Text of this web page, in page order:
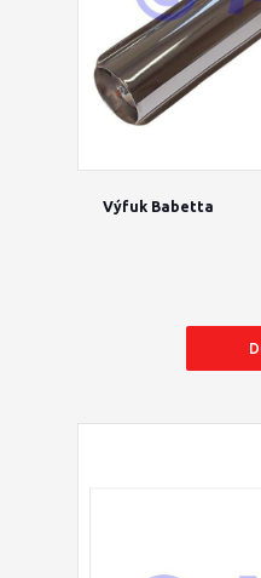
Výfuk Babetta